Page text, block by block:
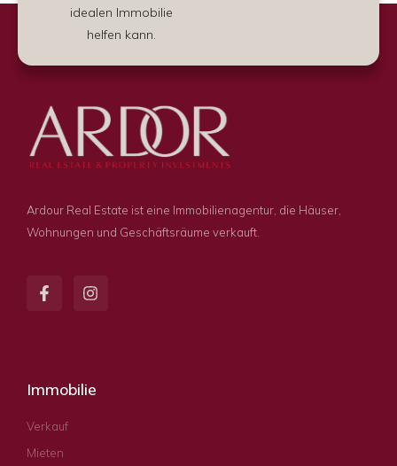
idealen Immobilie
helfen kann.
Ardour Real Estate ist eine Immobilienagentur, die Häuser,
Wohnungen und Geschäftsräume verkauft.
Immobilie
Verkauf
Mieten